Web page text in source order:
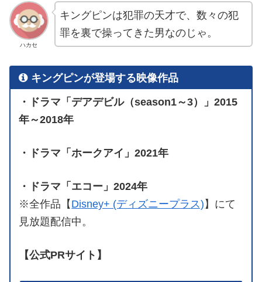
ハカセ
キングピンは犯罪の天才で、数々の犯
罪を裏で操ってきた男なのじゃ。
キングピンが登場する映像作品
・ドラマ「デアデビル（season1～3）」2015
年～2018年
・ドラマ「ホークアイ」2021年
・ドラマ「エコー」2024年
※全作品【 Disney+ (ディズニープラス) 】にて
見放題配信中。
【公式PRサイト】